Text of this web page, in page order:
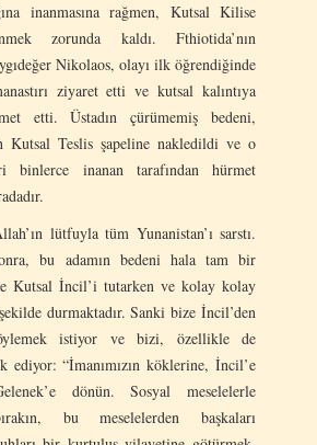
inanmasına rağmen, Kutsal Kilise
zorunda kaldı. Fthiotida’nın
Nikolaos, olayı ilk öğrendiğinde
ziyaret etti ve kutsal kalıntıya
etti. Üstadın çürümemiş bedeni,
Kutsal Teslis şapeline nakledildi ve o
binlerce inanan tarafından hürmet
lütfuyla tüm Yunanistan’ı sarstı.
bu adamın bedeni hala tam bir
Kutsal İncil’i tutarken ve kolay kolay
durmaktadır. Sanki bize İncil’den
söylemek istiyor ve bizi, özellikle de
ediyor: “İmanımızın köklerine, İncil’e
dönün. Sosyal meselelerle
bu meselelerden başkaları